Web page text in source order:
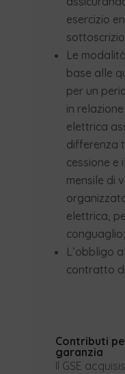
esercizio
Le
base alle
per un
in
elettrica
differenza
cessione e
mensile di
elettrica,
conguaglio;
L’obbligo
contratto
Contributi
garanzia
Il GSE